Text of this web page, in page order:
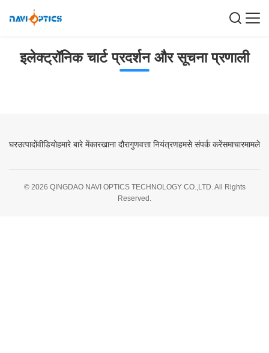
इलेक्ट्रॉनिक चार्ट प्रदर्शन और सूचना प्रणाली
घरउत्पादोंवीडियोहमारे बारे मेंकारखाना दौरागुणवत्ता नियंत्रणहमसे संपर्क करेंसमाचारमामले
© 2026 QINGDAO NAVI OPTICS TECHNOLOGY CO.,LTD. All Rights
Reserved.